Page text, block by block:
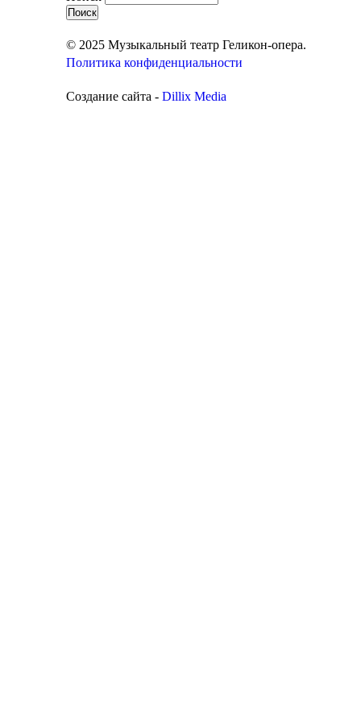
© 2025 Музыкальный театр Геликон-опера.
Политика конфиденциальности
Создание сайта - Dillix Media